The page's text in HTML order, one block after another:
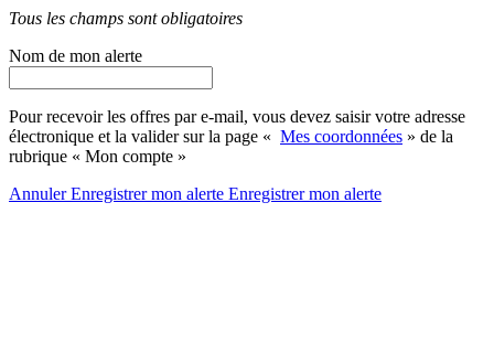
Tous les champs sont obligatoires
Nom de mon alerte
Pour recevoir les offres par e-mail, vous devez saisir votre adresse
électronique et la valider sur la page « Mes coordonnées » de la
rubrique « Mon compte »
AnnulerEnregistrer mon alerte Enregistrermon alerte